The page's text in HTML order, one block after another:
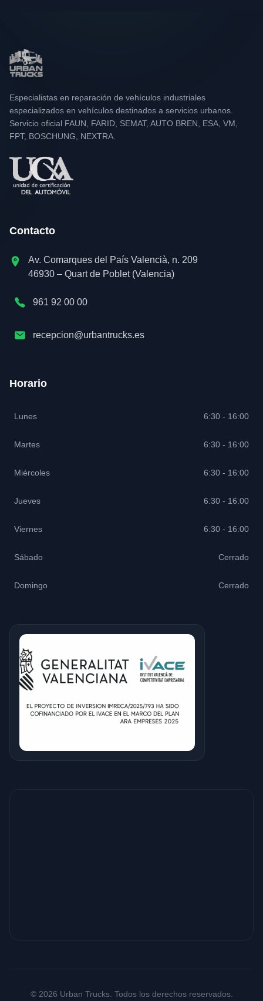
Especialistas en reparación de vehículos industriales
especializados en vehículos destinados a servicios urbanos.
Servicio oficial FAUN, FARID, SEMAT, AUTO BREN, ESA, VM,
FPT, BOSCHUNG, NEXTRA.
Contacto
Av. Comarques del País Valencià, n. 209
46930 – Quart de Poblet (Valencia)
961 92 00 00
recepcion@urbantrucks.es
Horario
Lunes 6:30 - 16:00
Martes 6:30 - 16:00
Miércoles 6:30 - 16:00
Jueves 6:30 - 16:00
Viernes 6:30 - 16:00
Sábado Cerrado
Domingo Cerrado
© 2026 Urban Trucks. Todos los derechos reservados.